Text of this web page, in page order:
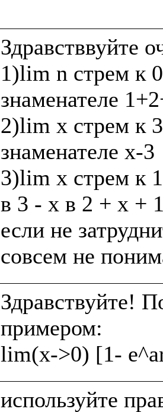
Здравстввуйте
1)lim n стрем к
знаменателе
2)lim x стрем к
знаменателе х-3
3)lim x стрем к
в 3 - х в 2 + х +
если не
Здравствуйте!
примером: